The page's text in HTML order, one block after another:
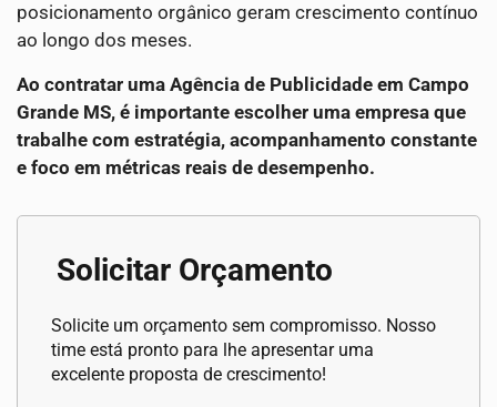
posicionamento orgânico geram crescimento contínuo
ao longo dos meses.
Ao contratar uma Agência de Publicidade em Campo
Grande MS, é importante escolher uma empresa que
trabalhe com estratégia, acompanhamento constante
e foco em métricas reais de desempenho.
Solicitar Orçamento
Solicite um orçamento sem compromisso. Nosso
time está pronto para lhe apresentar uma
excelente proposta de crescimento!